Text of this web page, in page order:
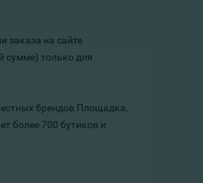
заказа на сайте
сумме) только для
брендов Площадка,
более 700 бутиков и